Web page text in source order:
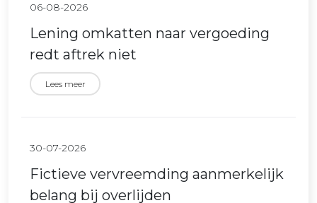
06-08-2026
Lening omkatten naar vergoeding
redt aftrek niet
Lees meer
30-07-2026
Fictieve vervreemding aanmerkelijk
belang bij overlijden